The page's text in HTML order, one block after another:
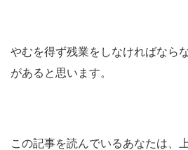
やむを得ず残業をしなければなら
があると思います。
この記事を読んでいるあなたは、